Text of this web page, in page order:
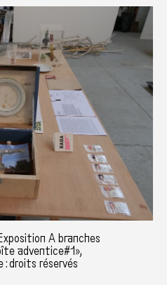
A branches
adventice#1»,
: droits réservés